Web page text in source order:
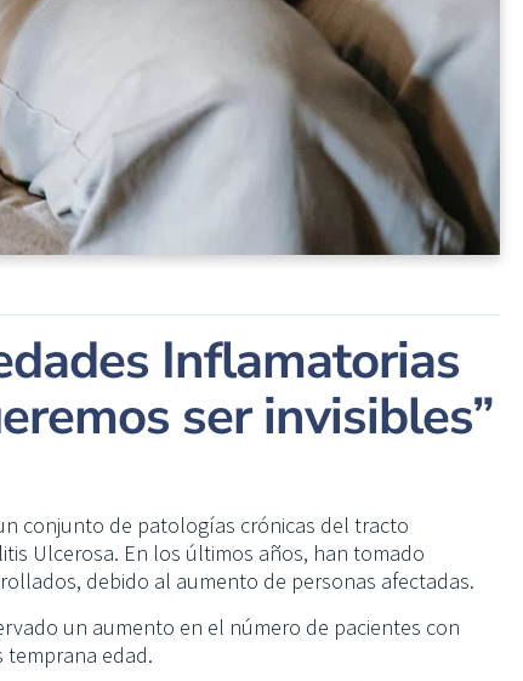
Inflamatorias
ser invisibles”
conjunto de patologías crónicas del tracto
Ulcerosa. En los últimos años, han tomado
debido al aumento de personas afectadas.
un aumento en el número de pacientes con
temprana edad.